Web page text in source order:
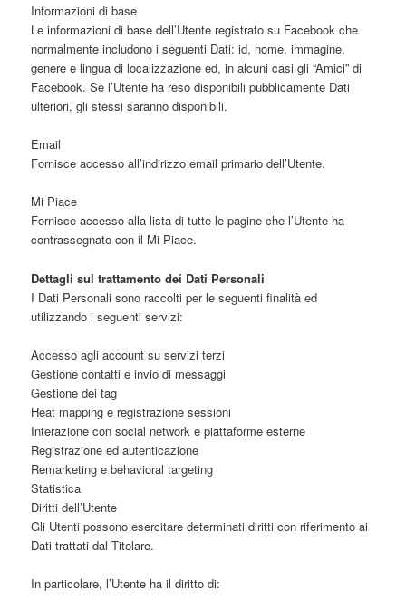
Informazioni di base
Le informazioni di base dell’Utente registrato su Facebook che
normalmente includono i seguenti Dati: id, nome, immagine,
genere e lingua di localizzazione ed, in alcuni casi gli “Amici” di
Facebook. Se l’Utente ha reso disponibili pubblicamente Dati
ulteriori, gli stessi saranno disponibili.
Email
Fornisce accesso all’indirizzo email primario dell’Utente.
Mi Piace
Fornisce accesso alla lista di tutte le pagine che l’Utente ha
contrassegnato con il Mi Piace.
Dettagli sul trattamento dei Dati Personali
I Dati Personali sono raccolti per le seguenti finalità ed
utilizzando i seguenti servizi:
Accesso agli account su servizi terzi
Gestione contatti e invio di messaggi
Gestione dei tag
Heat mapping e registrazione sessioni
Interazione con social network e piattaforme esterne
Registrazione ed autenticazione
Remarketing e behavioral targeting
Statistica
Diritti dell’Utente
Gli Utenti possono esercitare determinati diritti con riferimento ai
Dati trattati dal Titolare.
In particolare, l’Utente ha il diritto di: